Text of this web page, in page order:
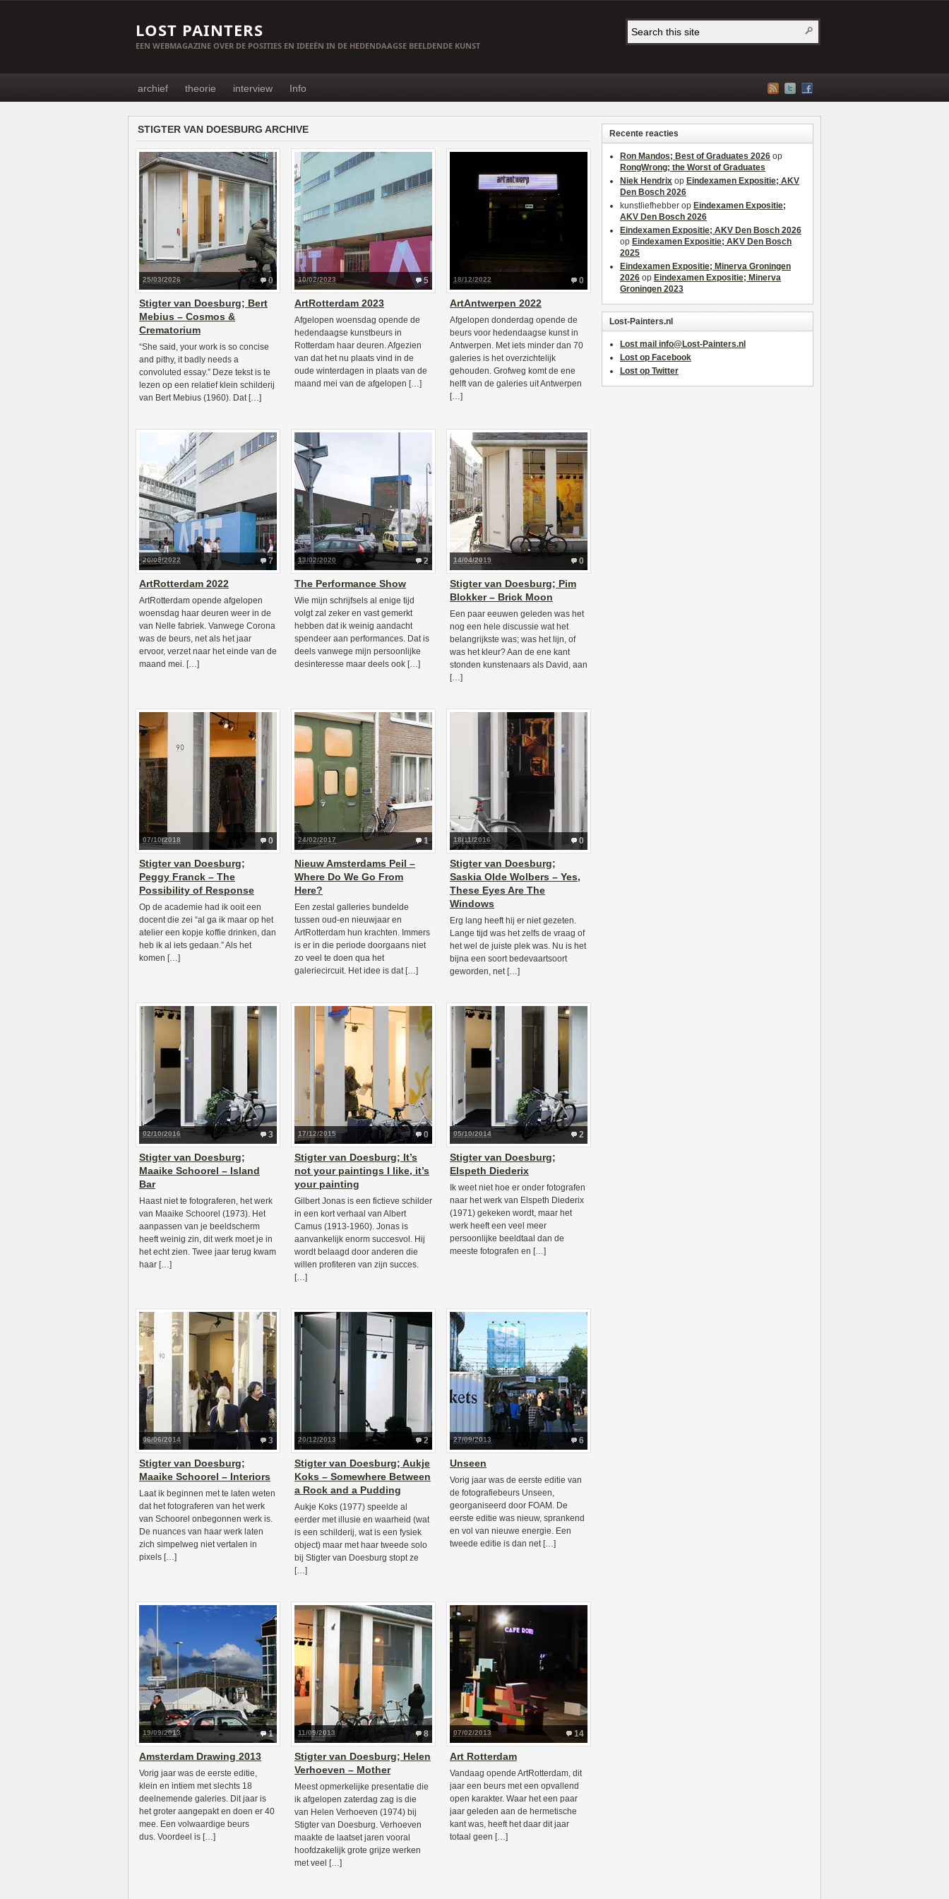
LOST PAINTERS
EEN WEBMAGAZINE OVER DE POSITIES EN IDEEËN IN DE HEDENDAAGSE BEELDENDE KUNST
archief theorie interview Info
STIGTER VAN DOESBURG ARCHIVE
0
25/03/2026
Stigter van Doesburg; Bert
Mebius – Cosmos &
Crematorium
“She said, your work is so concise
and pithy, it badly needs a
convoluted essay.” Deze tekst is te
lezen op een relatief klein schilderij
van Bert Mebius (1960). Dat […]
5
10/02/2023
ArtRotterdam 2023
Afgelopen woensdag opende de
hedendaagse kunstbeurs in
Rotterdam haar deuren. Afgezien
van dat het nu plaats vind in de
oude winterdagen in plaats van de
maand mei van de afgelopen […]
0
18/12/2022
ArtAntwerpen 2022
Afgelopen donderdag opende de
beurs voor hedendaagse kunst in
Antwerpen. Met iets minder dan 70
galeries is het overzichtelijk
gehouden. Grofweg komt de ene
helft van de galeries uit Antwerpen
[…]
7
20/05/2022
ArtRotterdam 2022
ArtRotterdam opende afgelopen
woensdag haar deuren weer in de
van Nelle fabriek. Vanwege Corona
was de beurs, net als het jaar
ervoor, verzet naar het einde van de
maand mei. […]
2
13/02/2020
The Performance Show
Wie mijn schrijfsels al enige tijd
volgt zal zeker en vast gemerkt
hebben dat ik weinig aandacht
spendeer aan performances. Dat is
deels vanwege mijn persoonlijke
desinteresse maar deels ook […]
0
14/04/2019
Stigter van Doesburg; Pim
Blokker – Brick Moon
Een paar eeuwen geleden was het
nog een hele discussie wat het
belangrijkste was; was het lijn, of
was het kleur? Aan de ene kant
stonden kunstenaars als David, aan
[…]
0
07/10/2018
Stigter van Doesburg;
Peggy Franck – The
Possibility of Response
Op de academie had ik ooit een
docent die zei “al ga ik maar op het
atelier een kopje koffie drinken, dan
heb ik al iets gedaan.” Als het
komen […]
1
24/02/2017
Nieuw Amsterdams Peil –
Where Do We Go From
Here?
Een zestal galleries bundelde
tussen oud-en nieuwjaar en
ArtRotterdam hun krachten. Immers
is er in die periode doorgaans niet
zo veel te doen qua het
galeriecircuit. Het idee is dat […]
0
18/11/2016
Stigter van Doesburg;
Saskia Olde Wolbers – Yes,
These Eyes Are The
Windows
Erg lang heeft hij er niet gezeten.
Lange tijd was het zelfs de vraag of
het wel de juiste plek was. Nu is het
bijna een soort bedevaartsoort
geworden, net […]
3
02/10/2016
Stigter van Doesburg;
Maaike Schoorel – Island
Bar
Haast niet te fotograferen, het werk
van Maaike Schoorel (1973). Het
aanpassen van je beeldscherm
heeft weinig zin, dit werk moet je in
het echt zien. Twee jaar terug kwam
haar […]
0
17/12/2015
Stigter van Doesburg; It’s
not your paintings I like, it’s
your painting
Gilbert Jonas is een fictieve schilder
in een kort verhaal van Albert
Camus (1913-1960). Jonas is
aanvankelijk enorm succesvol. Hij
wordt belaagd door anderen die
willen profiteren van zijn succes.
[…]
2
05/10/2014
Stigter van Doesburg;
Elspeth Diederix
Ik weet niet hoe er onder fotografen
naar het werk van Elspeth Diederix
(1971) gekeken wordt, maar het
werk heeft een veel meer
persoonlijke beeldtaal dan de
meeste fotografen en […]
3
06/06/2014
Stigter van Doesburg;
Maaike Schoorel – Interiors
Laat ik beginnen met te laten weten
dat het fotograferen van het werk
van Schoorel onbegonnen werk is.
De nuances van haar werk laten
zich simpelweg niet vertalen in
pixels […]
2
20/12/2013
Stigter van Doesburg; Aukje
Koks – Somewhere Between
a Rock and a Pudding
Aukje Koks (1977) speelde al
eerder met illusie en waarheid (wat
is een schilderij, wat is een fysiek
object) maar met haar tweede solo
bij Stigter van Doesburg stopt ze
[…]
6
27/09/2013
Unseen
Vorig jaar was de eerste editie van
de fotografiebeurs Unseen,
georganiseerd door FOAM. De
eerste editie was nieuw, sprankend
en vol van nieuwe energie. Een
tweede editie is dan net […]
1
19/09/2013
Amsterdam Drawing 2013
Vorig jaar was de eerste editie,
klein en intiem met slechts 18
deelnemende galeries. Dit jaar is
het groter aangepakt en doen er 40
mee. Een volwaardige beurs
dus. Voordeel is […]
8
11/09/2013
Stigter van Doesburg; Helen
Verhoeven – Mother
Meest opmerkelijke presentatie die
ik afgelopen zaterdag zag is die
van Helen Verhoeven (1974) bij
Stigter van Doesburg. Verhoeven
maakte de laatset jaren vooral
hoofdzakelijk grote grijze werken
met veel […]
14
07/02/2013
Art Rotterdam
Vandaag opende ArtRotterdam, dit
jaar een beurs met een opvallend
open karakter. Waar het een paar
jaar geleden aan de hermetische
kant was, heeft het daar dit jaar
totaal geen […]
Recente reacties
Ron Mandos; Best of Graduates 2026 op
RongWrong; the Worst of Graduates
Niek Hendrix op Eindexamen Expositie; AKV
Den Bosch 2026
kunstliefhebber op Eindexamen Expositie;
AKV Den Bosch 2026
Eindexamen Expositie; AKV Den Bosch 2026
op Eindexamen Expositie; AKV Den Bosch
2025
Eindexamen Expositie; Minerva Groningen
2026 op Eindexamen Expositie; Minerva
Groningen 2023
Lost-Painters.nl
Lost mail info@Lost-Painters.nl
Lost op Facebook
Lost op Twitter